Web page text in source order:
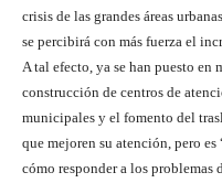
crisis de las grandes áreas
se percibirá con más fuerza el
A tal efecto, ya se han puesto
construcción de centros de
municipales y el fomento del
que mejoren su atención, pero
cómo responder a los problemas